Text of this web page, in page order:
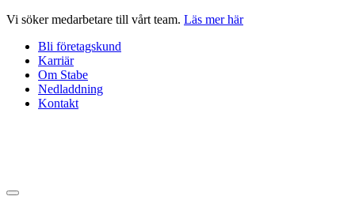
Hoppa
innehåll
Vi söker medarbetare till vårt team. Läs mer här
Bli företagskund
Karriär
Om Stabe
Nedladdning
Kontakt